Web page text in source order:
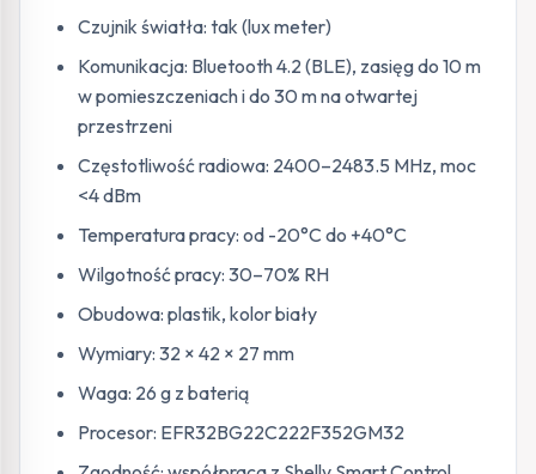
Czujnik światła: tak (lux meter)
Komunikacja: Bluetooth 4.2 (BLE), zasięg do 10 m
w pomieszczeniach i do 30 m na otwartej
przestrzeni
Częstotliwość radiowa: 2400–2483.5 MHz, moc
<4 dBm
Temperatura pracy: od -20°C do +40°C
Wilgotność pracy: 30–70% RH
Obudowa: plastik, kolor biały
Wymiary: 32 × 42 × 27 mm
Waga: 26 g z baterią
Procesor: EFR32BG22C222F352GM32